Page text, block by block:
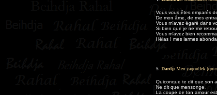
Vous vous êtes emparés
De mon âme, de mes
Vous m'avez égaré dans
Si bien que je ne me
Vous m'avez bien
Hélas ! mes larmes
5. Dardj:Men yaqoullek
Quiconque te dit que son
Ne dit que mensonge.
La coupe de ton amour